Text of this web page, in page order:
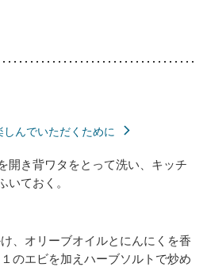
んでいただくために
開き背ワタをとって洗い、キッチ
いておく。
、オリーブオイルとにんにくを香
のエビを加えハーブソルトで炒め